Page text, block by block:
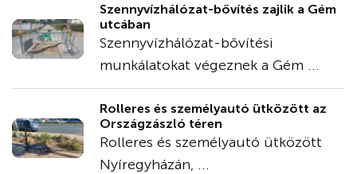
Szennyvízhálózat-bővítés zajlik a Gém
utcában
Szennyvízhálózat-bővítési
munkálatokat végeznek a Gém ...
Rolleres és személyautó ütközött az
Országzászló téren
Rolleres és személyautó ütközött
Nyíregyházán, ...